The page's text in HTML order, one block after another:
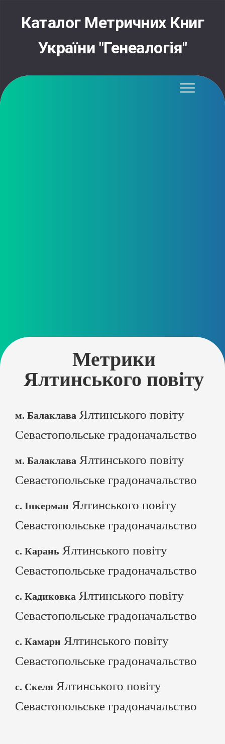
contentКаталог Метричних Книг
України "Генеалогія"
Метрики
Ялтинського повіту
м. Балаклава Ялтинського повіту
Севастопольське градоначальство
м. Балаклава Ялтинського повіту
Севастопольське градоначальство
с. Інкерман Ялтинського повіту
Севастопольське градоначальство
с. Карань Ялтинського повіту
Севастопольське градоначальство
с. Кадиковка Ялтинського повіту
Севастопольське градоначальство
с. Камари Ялтинського повіту
Севастопольське градоначальство
с. Скеля Ялтинського повіту
Севастопольське градоначальство